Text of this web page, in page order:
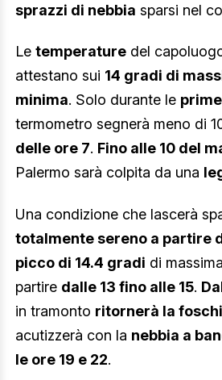
sprazzi di nebbia sparsi nel
Le temperature del
attestano sui 14 gradi di
minima. Solo durante le
termometro segnerà meno di
delle ore 7. Fino alle 10 del
Palermo sarà colpita da una
Una condizione che lascerà
totalmente sereno a partire
picco di 14.4 gradi di
partire dalle 13 fino alle 15.
in tramonto ritornerà la
acutizzerà con la nebbia a
le ore 19 e 22.